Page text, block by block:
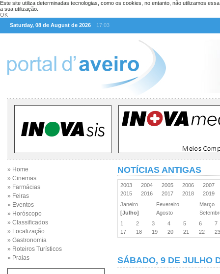
Este site utiliza determinadas tecnologias, como os cookies, no entanto, não utilizamos
a sua utilização.
OK
Saturday, 08 de August de 2026
17:03
» Home
» Cinemas
» Farmácias
» Feiras
» Eventos
» Horóscopo
» Classificados
» Localização
» Gastronomia
» Roteiros Turísticos
» Praias
NOTÍCIAS ANTIGAS
2003 2004 2005 2006
2007
2015
2016 2017 2018
2019
Janeiro
Fevereiro
Março
[Julho]
Agosto
1
2 3 4 5 6
7
17
18 19 20 21 22
SÁBADO, 9 DE JULHO